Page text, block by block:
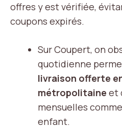
offres y est vérifiée,
coupons expirés.
Sur Coupert, on
quotidienne
livraison offerte
métropolitaine et
mensuelles
enfant.